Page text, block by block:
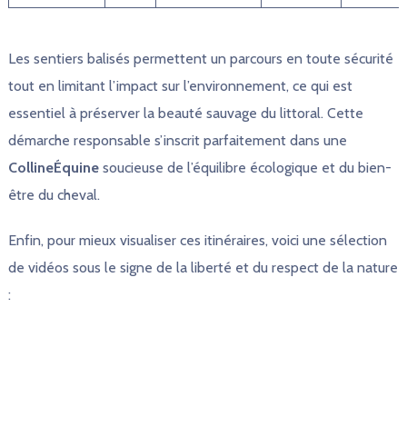
Les sentiers balisés permettent un parcours en toute sécurité
tout en limitant l’impact sur l’environnement, ce qui est
essentiel à préserver la beauté sauvage du littoral. Cette
démarche responsable s’inscrit parfaitement dans une
CollineÉquinesoucieuse de l’équilibre écologique et du bien-
être du cheval.
Enfin, pour mieux visualiser ces itinéraires, voici une sélection
de vidéos sous le signe de la liberté et du respect de la nature
: